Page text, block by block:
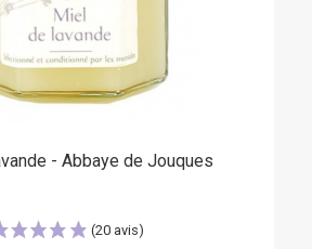
- Abbaye de Jouques